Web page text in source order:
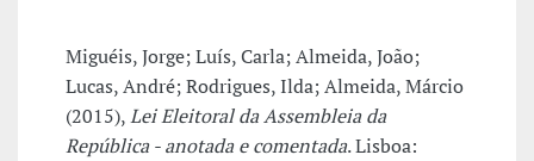
Miguéis, Jorge; Luís, Carla; Almeida, João;
Lucas, André; Rodrigues, Ilda; Almeida, Márcio
(2015),Lei Eleitoral da Assembleia da
República - anotada e comentada. Lisboa: